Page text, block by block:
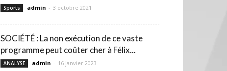
Sports admin - 3 octobre 2021
SOCIÉTÉ : La non exécution de ce vaste
programme peut coûter cher à Félix...
ANALYSE admin - 16 janvier 2023